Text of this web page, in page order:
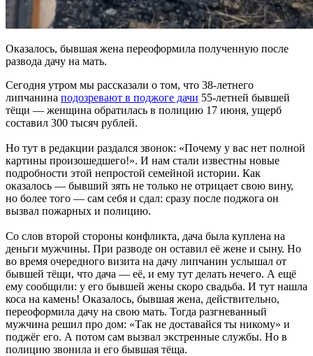
Оказалось, бывшая жена переоформила полученную после
развода дачу на мать.
Сегодня утром мы рассказали о том, что 38-летнего
липчанина подозревают в поджоге дачи 55-летней бывшей
тёщи — женщина обратилась в полицию 17 июня, ущерб
составил 300 тысяч рублей.
Но тут в редакции раздался звонок: «Почему у вас нет полной
картины произошедшего!». И нам стали известны новые
подробности этой непростой семейной истории. Как
оказалось — бывший зять не только не отрицает свою вину,
но более того — сам себя и сдал: сразу после поджога он
вызвал пожарных и полицию.
Со слов второй стороны конфликта, дача была куплена на
деньги мужчины. При разводе он оставил её жене и сыну. Но
во время очередного визита на дачу липчанин услышал от
бывшей тёщи, что дача — её, и ему тут делать нечего. А ещё
ему сообщили: у его бывшей жены скоро свадьба. И тут нашла
коса на камень! Оказалось, бывшая жена, действительно,
переоформила дачу на свою мать. Тогда разгневанный
мужчина решил про дом: «Так не доставайся ты никому» и
поджёг его. А потом сам вызвал экстренные службы. Но в
полицию звонила и его бывшая тёща.